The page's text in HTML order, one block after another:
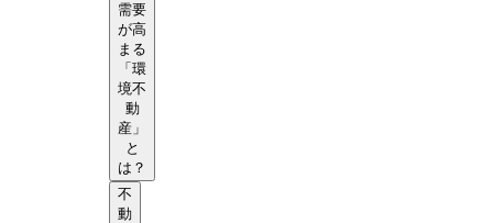
需要
が高
まる
「環
境不
動
産」
と
は？
不
動